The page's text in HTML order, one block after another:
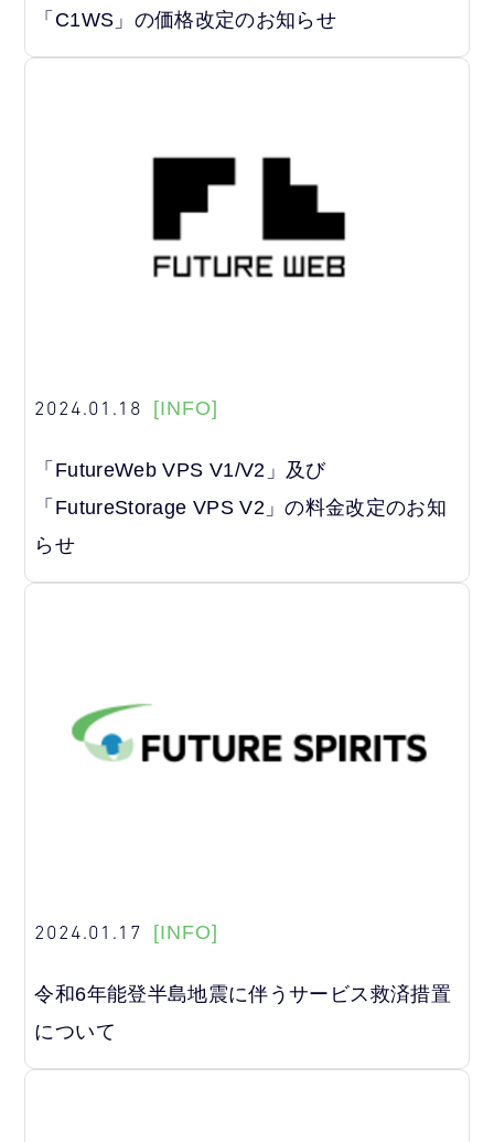
「C1WS」の価格改定のお知らせ
2024.01.18 [INFO]
「FutureWeb VPS V1/V2」及び
「FutureStorage VPS V2」の料金改定のお知
らせ
2024.01.17 [INFO]
令和6年能登半島地震に伴うサービス救済措置
について